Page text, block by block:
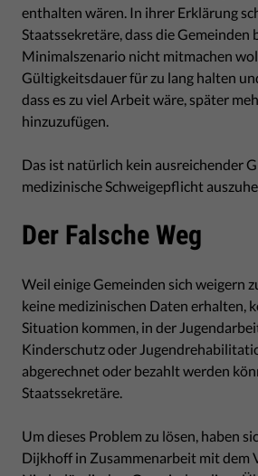
enthalten wären. In ihrer Erklärung
Staatssekretäre, dass die Gemeinden
Minimalszenario nicht mitmachen
Gültigkeitsdauer für zu lang halten
dass es zu viel Arbeit wäre, später
hinzuzufügen.
Das ist natürlich kein ausreichender
medizinische Schweigepflicht
Der Falsche Weg
Weil einige Gemeinden sich weigern
keine medizinischen Daten erhalten,
Situation kommen, in der
Kinderschutz oder
abgerechnet oder bezahlt werden
Staatssekretäre.
Um dieses Problem zu lösen, haben
Dijkhoff in Zusammenarbeit mit dem